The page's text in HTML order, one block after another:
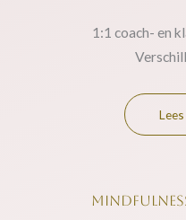
1:1 coach- en